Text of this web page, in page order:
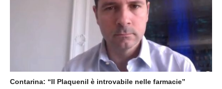
Contarina: “Il Plaquenil è introvabile nelle farmacie”